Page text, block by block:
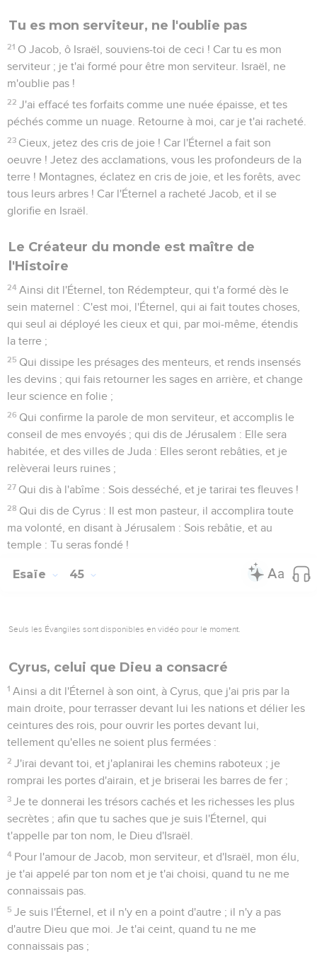
Tu es mon serviteur, ne l'oublie pas
21 O Jacob, ô Israël, souviens-toi de ceci ! Car tu es mon
serviteur ; je t'ai formé pour être mon serviteur. Israël, ne
m'oublie pas !
22 J'ai effacé tes forfaits comme une nuée épaisse, et tes
péchés comme un nuage. Retourne à moi, car je t'ai racheté.
23 Cieux, jetez des cris de joie ! Car l'Éternel a fait son
oeuvre ! Jetez des acclamations, vous les profondeurs de la
terre ! Montagnes, éclatez en cris de joie, et les forêts, avec
tous leurs arbres ! Car l'Éternel a racheté Jacob, et il se
glorifie en Israël.
Le Créateur du monde est maître de
l'Histoire
24 Ainsi dit l'Éternel, ton Rédempteur, qui t'a formé dès le
sein maternel : C'est moi, l'Éternel, qui ai fait toutes choses,
qui seul ai déployé les cieux et qui, par moi-même, étendis
la terre ;
25 Qui dissipe les présages des menteurs, et rends insensés
les devins ; qui fais retourner les sages en arrière, et change
leur science en folie ;
26 Qui confirme la parole de mon serviteur, et accomplis le
conseil de mes envoyés ; qui dis de Jérusalem : Elle sera
habitée, et des villes de Juda : Elles seront rebâties, et je
relèverai leurs ruines ;
27 Qui dis à l'abîme : Sois desséché, et je tarirai tes fleuves !
28 Qui dis de Cyrus : Il est mon pasteur, il accomplira toute
ma volonté, en disant à Jérusalem : Sois rebâtie, et au
temple : Tu seras fondé !
Esaïe 45
Seuls les Évangiles sont disponibles en vidéo pour le moment.
Cyrus, celui que Dieu a consacré
1 Ainsi a dit l'Éternel à son oint, à Cyrus, que j'ai pris par la
main droite, pour terrasser devant lui les nations et délier les
ceintures des rois, pour ouvrir les portes devant lui,
tellement qu'elles ne soient plus fermées :
2 J'irai devant toi, et j'aplanirai les chemins raboteux ; je
romprai les portes d'airain, et je briserai les barres de fer ;
3 Je te donnerai les trésors cachés et les richesses les plus
secrètes ; afin que tu saches que je suis l'Éternel, qui
t'appelle par ton nom, le Dieu d'Israël.
4 Pour l'amour de Jacob, mon serviteur, et d'Israël, mon élu,
je t'ai appelé par ton nom et je t'ai choisi, quand tu ne me
connaissais pas.
5 Je suis l'Éternel, et il n'y en a point d'autre ; il n'y a pas
d'autre Dieu que moi. Je t'ai ceint, quand tu ne me
connaissais pas ;